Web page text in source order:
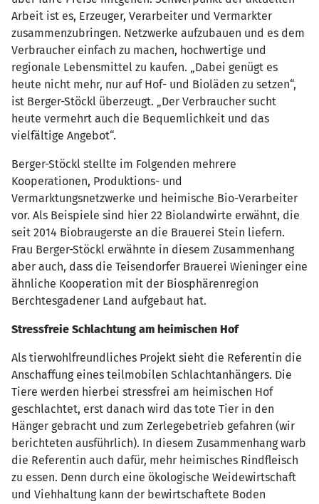
Arbeit ist es, Erzeuger, Verarbeiter und Vermarkter
zusammenzubringen. Netzwerke aufzubauen und es dem
Verbraucher einfach zu machen, hochwertige und
regionale Lebensmittel zu kaufen. „Dabei genügt es
heute nicht mehr, nur auf Hof- und Bioläden zu setzen“,
ist Berger-Stöckl überzeugt. „Der Verbraucher sucht
heute vermehrt auch die Bequemlichkeit und das
vielfältige Angebot“.
Berger-Stöckl stellte im Folgenden mehrere
Kooperationen, Produktions- und
Vermarktungsnetzwerke und heimische Bio-Verarbeiter
vor. Als Beispiele sind hier 22 Biolandwirte erwähnt, die
seit 2014 Biobraugerste an die Brauerei Stein liefern.
Frau Berger-Stöckl erwähnte in diesem Zusammenhang
aber auch, dass die Teisendorfer Brauerei Wieninger eine
ähnliche Kooperation mit der Biosphärenregion
Berchtesgadener Land aufgebaut hat.
Stressfreie Schlachtung am heimischen Hof
Als tierwohlfreundliches Projekt sieht die Referentin die
Anschaffung eines teilmobilen Schlachtanhängers. Die
Tiere werden hierbei stressfrei am heimischen Hof
geschlachtet, erst danach wird das tote Tier in den
Hänger gebracht und zum Zerlegebetrieb gefahren (wir
berichteten ausführlich). In diesem Zusammenhang warb
die Referentin auch dafür, mehr heimisches Rindfleisch
zu essen. Denn durch eine ökologische Weidewirtschaft
und Viehhaltung kann der bewirtschaftete Boden